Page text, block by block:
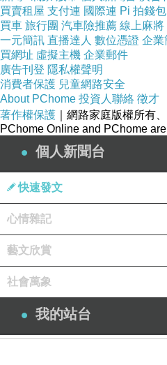
買賣租屋 支付連 國際連 Pi 拍錢包
買車 旅行團 汽車險推薦 線上麻將
一元簡訊 直播達人 數位憑證 企業
買網址 虛擬主機 企業郵件
廣告刊登 隱私權聲明
消費者保護 兒童網路安全
About PChome 投資人聯絡 徵才
著作權保護 ｜網路家庭版權所有
PChome Online and PChome
個人新聞台
快速發文
心情雜記
藝文欣賞
社會萬象
我的站台